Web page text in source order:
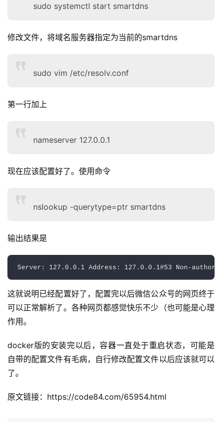
公
sudo systemctl start smartdns
修改文件，将域名服务器指定为当前的smartdns
sudo vim /etc/resolv.conf
第一行加上
nameserver 127.0.0.1
现在应该配置好了。使用命令
nslookup -querytype=ptr smartdns
输出结果是
Server : 127.0 .0 .1 Address : 127.0 .0 .1#53 Non -
这就说明已经配置好了，配置完以后微信公众号的网页终于
可以正常解析了。各种网页都感觉快乐不少（也可能是心理
作用。
docker版的安装完以后，容器一直处于重启状态，可能是
自带的配置文件有毛病，自行修改配置文件以后应该就可以
了。
原文链接：https://code84.com/65954.html